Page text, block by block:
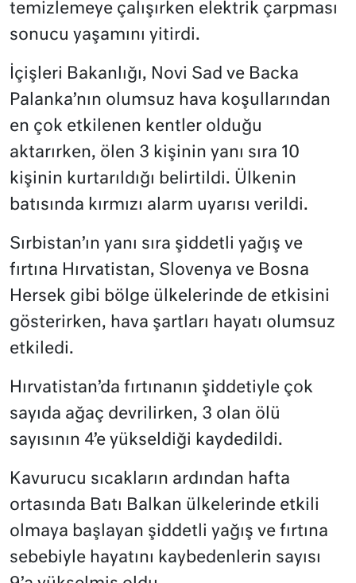
temizlemeye çalışırken elektrik çarpması
sonucu yaşamını yitirdi.
İçişleri Bakanlığı, Novi Sad ve Backa
Palanka’nın olumsuz hava koşullarından
en çok etkilenen kentler olduğu
aktarırken, ölen 3 kişinin yanı sıra 10
kişinin kurtarıldığı belirtildi. Ülkenin
batısında kırmızı alarm uyarısı verildi.
Sırbistan’ın yanı sıra şiddetli yağış ve
fırtına Hırvatistan, Slovenya ve Bosna
Hersek gibi bölge ülkelerinde de etkisini
gösterirken, hava şartları hayatı olumsuz
etkiledi.
Hırvatistan’da fırtınanın şiddetiyle çok
sayıda ağaç devrilirken, 3 olan ölü
sayısının 4’e yükseldiği kaydedildi.
Kavurucu sıcakların ardından hafta
ortasında Batı Balkan ülkelerinde etkili
olmaya başlayan şiddetli yağış ve fırtına
sebebiyle hayatını kaybedenlerin sayısı